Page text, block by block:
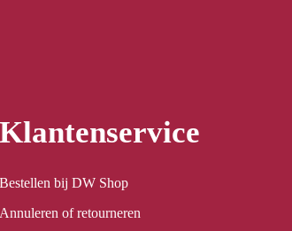
Klantenservice
Bestellen bij DW Shop
Annuleren of retourneren